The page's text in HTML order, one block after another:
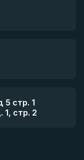
5 стр. 1
1, стр. 2